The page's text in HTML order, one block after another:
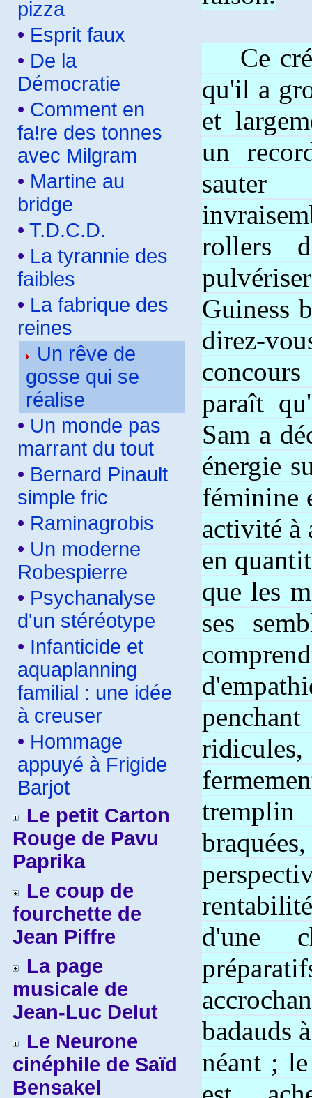
pizza
• Esprit faux
• De la
Démocratie
• Comment en
fa!re des tonnes
avec Milgram
• Martine au
bridge
• T.D.C.D.
• La tyrannie des
faibles
• La fabrique des
reines
Un rêve de
gosse qui se
réalise
• Un monde pas
marrant du tout
• Bernard Pinault
simple fric
• Raminagrobis
• Un moderne
Robespierre
• Psychanalyse
d'un stéréotype
• Infanticide et
aquaplanning
familial : une idée
à creuser
• Hommage
appuyé à Frigide
Barjot
Le petit Carton
Rouge de Pavu
Paprika
Le coup de
fourchette de
Jean Piffre
La page
musicale de
Jean-Luc Delut
Le Neurone
cinéphile de Saïd
Bensakel
Ce
qu'il a
et
un
sauter
rollers
Guiness
direz-
paraît
Sam a
énergie
féminine
activité à
en
que les
ses
d'une
badauds
néant ;